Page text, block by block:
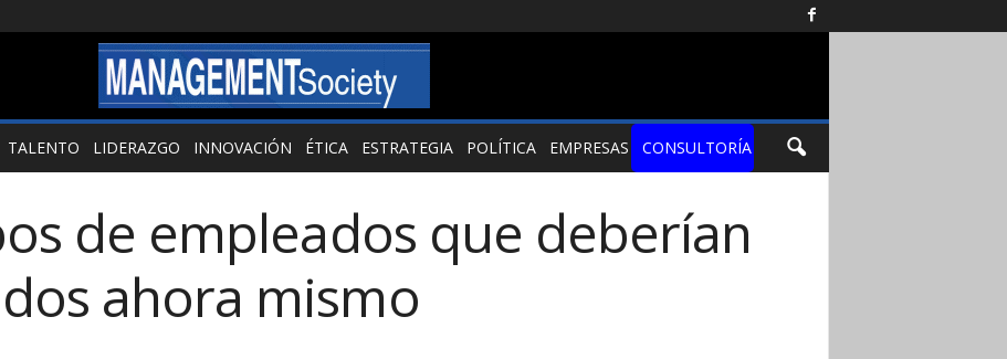
TALENTO LIDERAZGO INNOVACIÓN ÉTICA ESTRATEGIA POLÍTICA EMPRESAS CONSULTORÍA
de empleados que deberían
ahora mismo